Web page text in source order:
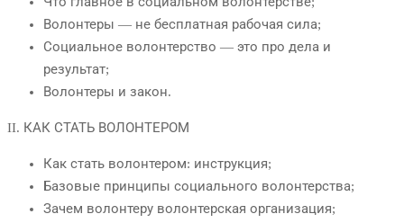
Волонтеры — не бесплатная рабочая сила;
Социальное волонтерство — это про дела и
результат;
Волонтеры и закон.
II. КАК СТАТЬ ВОЛОНТЕРОМ
Как стать волонтером: инструкция;
Базовые принципы социального волонтерства;
Зачем волонтеру волонтерская организация;